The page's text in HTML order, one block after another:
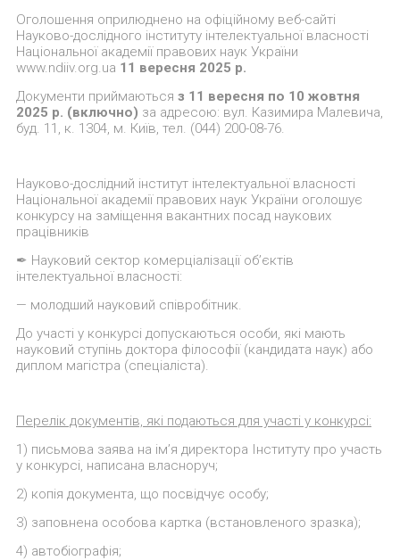
Оголошення оприлюднено на офіційному веб-сайті
Науково-дослідного інституту інтелектуальної власності
Національної академії правових наук України
www.ndiiv.org.ua 11 вересня 2025 р.
Документи приймаються з 11 вересня по 10 жовтня
2025 р. (включно) за адресою: вул. Казимира Малевича,
буд. 11, к. 1304, м. Київ, тел. (044) 200-08-76.
Науково-дослідний інститут інтелектуальної власності
Національної академії правових наук України оголошує
конкурсу на заміщення вакантних посад наукових
працівників
✒ Науковий сектор комерціалізації об’єктів
інтелектуальної власності:
— молодший науковий співробітник.
До участі у конкурсі допускаються особи, які мають
науковий ступінь доктора філософії (кандидата наук) або
диплом магістра (спеціаліста).
Перелік документів, які подаються для участі у конкурсі:
1) письмова заява на ім’я директора Інституту про участь
у конкурсі, написана власноруч;
2) копія документа, що посвідчує особу;
3) заповнена особова картка (встановленого зразка);
4) автобіографія;